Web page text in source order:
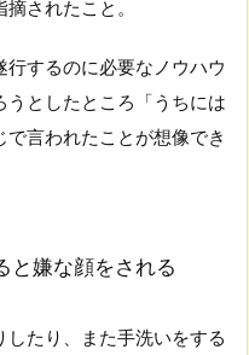
されたこと。
するのに必要なノウハウ
としたところ「うちには
言われたことが想像でき
と嫌な顔をされる
たり、また手洗いをする